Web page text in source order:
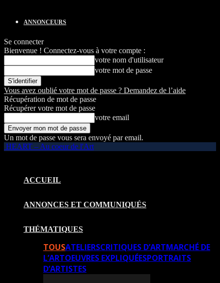
ANNONCEURS
Se connecter
Bienvenue ! Connectez-vous à votre compte :
votre nom d'utilisateur
votre mot de passe
Vous avez oublié votre mot de passe ? Demandez de l’aide
Récupération de mot de passe
Récupérer votre mot de passe
votre email
Un mot de passe vous sera envoyé par email.
HEART – Au coeur de l'Art
ACCUEIL
ANNONCES ET COMMUNIQUÉS
THÉMATIQUES
TOUSATELIERSCRITIQUES D’ARTMARCHÉ DE
L’ARTOEUVRES EXPLIQUÉESPORTRAITS
D’ARTISTES